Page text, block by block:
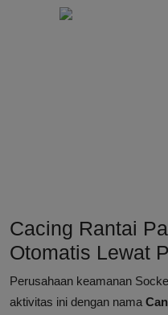
Cacing Rantai
Otomatis Lewat
Perusahaan keamanan
aktivitas ini dengan nama